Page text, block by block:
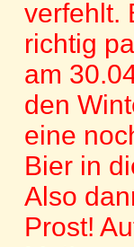
verfehlt.
richtig
am
den
eine
Bier in
Also
Prost!